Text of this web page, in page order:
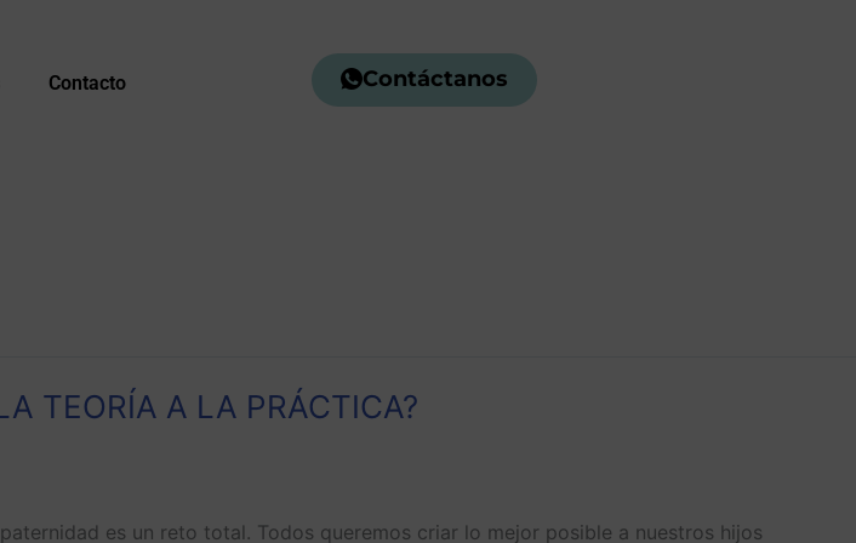
Contacto Contáctanos
TEORÍA A LA PRÁCTICA?
es un reto total. Todos queremos criar lo mejor posible a nuestros hijos